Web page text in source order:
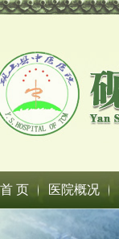
首 页 医院概况